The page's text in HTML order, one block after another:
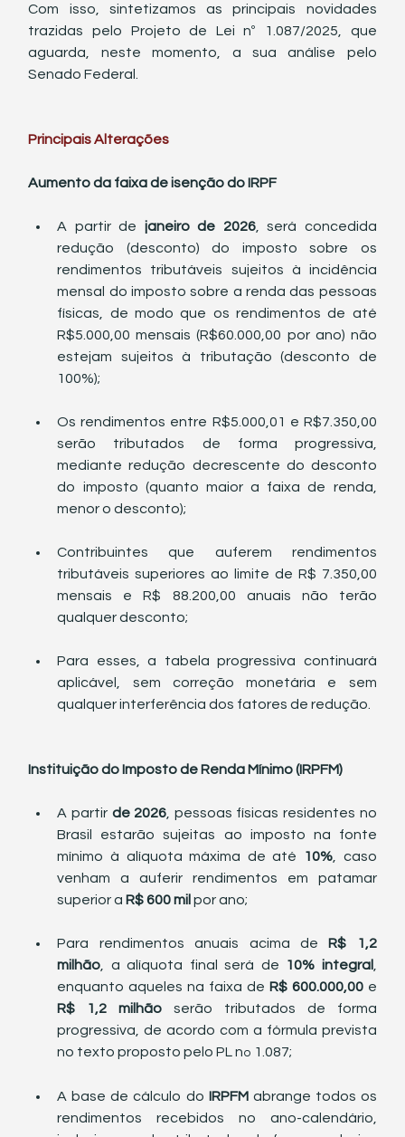
Com isso, sintetizamos as principais novidades
trazidas pelo Projeto de Lei nº 1.087/2025, que
aguarda, neste momento, a sua análise pelo
Senado Federal.
Principais Alterações
Aumento da faixa de isenção do IRPF
A partir de janeiro de 2026, será concedida
redução (desconto) do imposto sobre os
rendimentos tributáveis sujeitos à incidência
mensal do imposto sobre a renda das pessoas
físicas, de modo que os rendimentos de até
R$5.000,00 mensais (R$60.000,00 por ano) não
estejam sujeitos à tributação (desconto de
100%);
Os rendimentos entre R$5.000,01 e R$7.350,00
serão tributados de forma progressiva,
mediante redução decrescente do desconto
do imposto (quanto maior a faixa de renda,
menor o desconto);
Contribuintes que auferem rendimentos
tributáveis superiores ao limite de R$ 7.350,00
mensais e R$ 88.200,00 anuais não terão
qualquer desconto;
Para esses, a tabela progressiva continuará
aplicável, sem correção monetária e sem
qualquer interferência dos fatores de redução.
Instituição do Imposto de Renda Mínimo (IRPFM)
A partir de 2026 , pessoas físicas residentes no
Brasil estarão sujeitas ao imposto na fonte
mínimo à alíquota máxima de até
10%, caso
venham a auferir rendimentos em patamar
superior a R$ 600 mil por ano;
Para rendimentos anuais acima de R$ 1,2
milhão , a alíquota final será de 10% integral
enquanto aqueles na faixa de R$ 600.000,00
R$ 1,2 milhão serão tributados de forma
progressiva, de acordo com a fórmula prevista
no texto proposto pelo PL no 1.087;
A base de cálculo do IRPFM abrange todos os
rendimentos recebidos no ano-calendário,